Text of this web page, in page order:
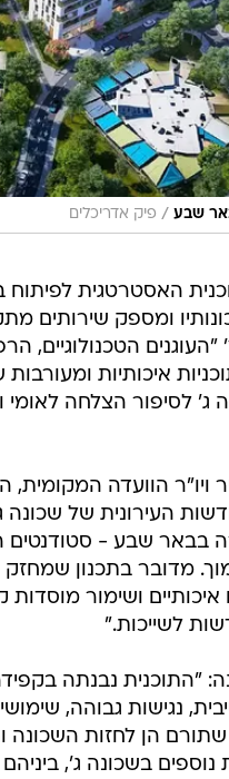
שבע / פיק אדריכלים
האסטרטגית לפיתוח
ומספק
הטכנולוגיים,
איכותיות
ג' לסיפור הצלחה לאומי
ויו"ר הוועדה המקומית,
העירונית של שכונה
בבאר שבע - סטודנטים
מדובר בתכנון
ושימור מוסדות
לשייכות."
"התוכנית נבנתה
נגישות גבוהה,
הן לחזות השכונה
בשכונה ג',